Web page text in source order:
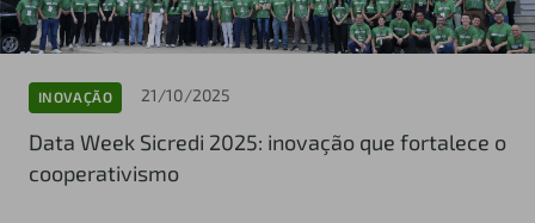
INOVAÇÃO 21/10/2025
Data Week Sicredi 2025: inovação que fortalece o
cooperativismo